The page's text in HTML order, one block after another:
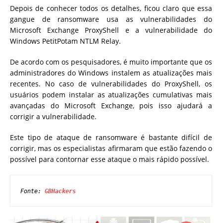
Depois de conhecer todos os detalhes, ficou claro que essa
gangue de ransomware usa as vulnerabilidades do
Microsoft Exchange ProxyShell e a vulnerabilidade do
Windows PetitPotam NTLM Relay.
De acordo com os pesquisadores, é muito importante que os
administradores do Windows instalem as atualizações mais
recentes. No caso de vulnerabilidades do ProxyShell, os
usuários podem instalar as atualizações cumulativas mais
avançadas do Microsoft Exchange, pois isso ajudará a
corrigir a vulnerabilidade.
Este tipo de ataque de ransomware é bastante difícil de
corrigir, mas os especialistas afirmaram que estão fazendo o
possível para contornar esse ataque o mais rápido possível.
Fonte: GBHackers